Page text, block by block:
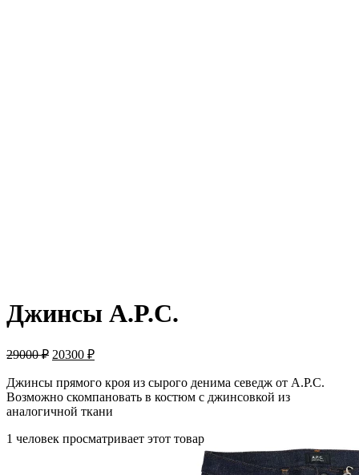
Джинсы A.P.C.
29000₽ 20300 ₽
Джинсы прямого кроя из сырого денима севедж от A.P.C.
Возможно скомпановать в костюм с джинсовкой из
аналогичной ткани
1 человек просматривает этот товар